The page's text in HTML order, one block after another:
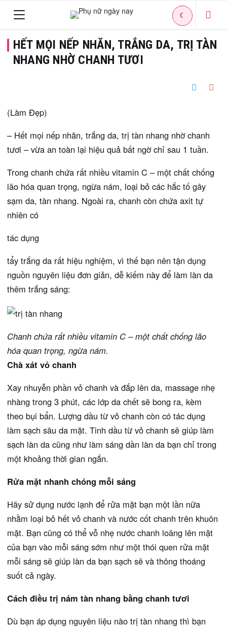
navigation
☾
HẾT MỌI NẾP NHĂN, TRẮNG DA, TRỊ TÀN
NHANG NHỜ CHANH TƯƠI
(Làm Đẹp)
– Hết mọi nếp nhăn, trắng da, trị tàn nhang nhờ chanh
tươi – vừa an toàn lại hiệu quả bất ngờ chỉ sau 1 tuần.
Trong chanh chứa rất nhiều vitamin C – một chất chống
lão hóa quan trọng, ngừa nám, loại bỏ các hắc tố gây
sạm da, tàn nhang. Ngoài ra, chanh còn chứa axit tự
nhiên có
tác dụng
tẩy trắng da rất hiệu nghiệm, vì thế bạn nên tận dụng
nguồn nguyên liệu đơn giản, dễ kiếm này để làm làn da
thêm trắng sáng:
Chanh chứa rất nhiều vitamin C – một chất chống lão
hóa quan trọng, ngừa nám.
Chà xát vỏ chanh
Xay nhuyễn phần vỏ chanh và đắp lên da, massage nhẹ
nhàng trong 3 phút, các lớp da chết sẽ bong ra, kèm
theo bụi bẩn. Lượng dầu từ vỏ chanh còn có tác dụng
làm sạch sâu da mặt. Tinh dầu từ vỏ chanh sẽ giúp làm
sạch làn da cũng như làm sáng dần làn da bạn chỉ trong
một khoảng thời gian ngắn.
Rửa mặt nhanh chóng mỗi sáng
Hãy sử dụng nước lạnh để rửa mặt bạn một lần nữa
nhằm loại bỏ hết vỏ chanh và nước cốt chanh trên khuôn
mặt. Bạn cũng có thể vỗ nhẹ nước chanh loãng lên mặt
của bạn vào mỗi sáng sớm như một thói quen rửa mặt
mỗi sáng sẽ giúp làn da bạn sạch sẽ và thông thoáng
suốt cả ngày.
Cách điều trị nám tàn nhang bằng chanh tươi
Dù bạn áp dụng nguyên liệu nào trị tàn nhang thì bạn